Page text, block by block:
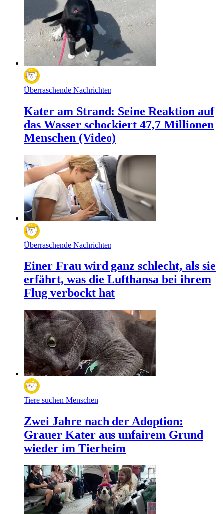
Überraschende Nachrichten
Kater am Strand: Seine Reaktion auf
das Wasser schockiert 47,7 Millionen
Menschen (Video)
Überraschende Nachrichten
Einer Frau wird ganz schlecht, als sie
erfährt, was die Lufthansa bei ihrem
Flug verbockt hat
Tiere suchen Menschen
Zwei Jahre nach der Adoption:
Grauer Kater aus unfairem Grund
wieder im Tierheim